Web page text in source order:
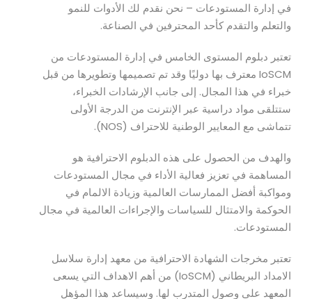
في إدارة المستودعات – نحن نقدم لك الأدوات للنمو
والتعلم والتقدم كأحد المحترفين في الصناعة.
تعتبر دبلوم المستوى الخامس في إدارة المستودعات من
IoSCM معترف بها دوليًا وقد تم تصميمها وتطويرها من قبل
خبراء في هذا المجال. إلى جانب الإرشادات الخبراء،
ستتلقى مواد دراسية عبر الإنترنت من الدرجة الأولى
تتماشى مع المعايير الوطنية للاحتراف (NOS).
والهدف من الحصول على هذه الدبلوم الاحترافية هو
المساهمة في تعزيز فعالية الأداء في مجال المستودعات
ومواكبة أفضل الممارسات العالمية وزيادة الالمام في
الحوكمة والامتثال للسياسات والإجراءات العالمية في مجال
المستودعات.
تعتبر مخرجات الشهادة الاحترافية من معهد إدارة سلاسل
الامداد البريطاني (IoSCM) من أهم الاهداف التي يسعى
المعهد على وصول المتدرب لها. وسيساعد هذا المؤهل